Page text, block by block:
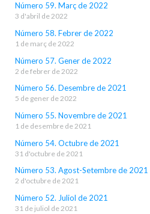
Número 59. Març de 2022
3 d'abril de 2022
Número 58. Febrer de 2022
1 de març de 2022
Número 57. Gener de 2022
2 de febrer de 2022
Número 56. Desembre de 2021
5 de gener de 2022
Número 55. Novembre de 2021
1 de desembre de 2021
Número 54. Octubre de 2021
31 d'octubre de 2021
Número 53. Agost-Setembre de 2021
2 d'octubre de 2021
Número 52. Juliol de 2021
31 de juliol de 2021